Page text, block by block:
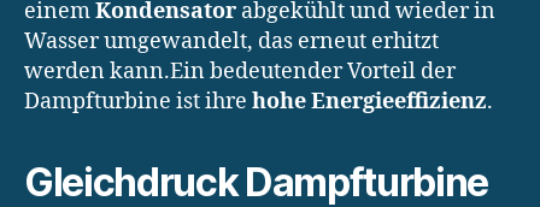
einemKondensator abgekühlt und wieder in
Wasser umgewandelt, das erneut erhitzt
werden kann.Ein bedeutender Vorteil der
Dampfturbine ist ihre hohe Energieeffizienz.
Gleichdruck Dampfturbine